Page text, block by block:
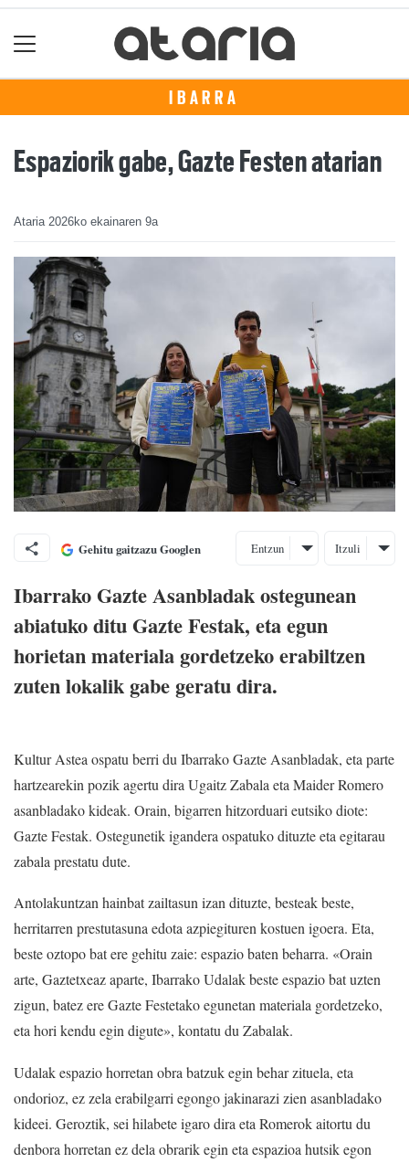
IBARRA
Espaziorik gabe, Gazte Festen atarian
Ataria 2026ko ekainaren 9a
Gehitu gaitzazu Googlen Entzun Itzuli
Ibarrako Gazte Asanbladak ostegunean
abiatuko ditu Gazte Festak, eta egun
horietan materiala gordetzeko erabiltzen
zuten lokalik gabe geratu dira.
Kultur Astea ospatu berri du Ibarrako Gazte Asanbladak, eta parte
hartzearekin pozik agertu dira Ugaitz Zabala eta Maider Romero
asanbladako kideak. Orain, bigarren hitzorduari eutsiko diote:
Gazte Festak. Ostegunetik igandera ospatuko dituzte eta egitarau
zabala prestatu dute.
Antolakuntzan hainbat zailtasun izan dituzte, besteak beste,
herritarren prestutasuna edota azpiegituren kostuen igoera. Eta,
beste oztopo bat ere gehitu zaie: espazio baten beharra. «Orain
arte, Gaztetxeaz aparte, Ibarrako Udalak beste espazio bat uzten
zigun, batez ere Gazte Festetako egunetan materiala gordetzeko,
eta hori kendu egin digute», kontatu du Zabalak.
Udalak espazio horretan obra batzuk egin behar zituela, eta
ondorioz, ez zela erabilgarri egongo jakinarazi zien asanbladako
kideei. Geroztik, sei hilabete igaro dira eta Romerok aitortu du
denbora horretan ez dela obrarik egin eta espazioa hutsik egon